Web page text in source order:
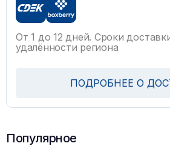
От 1 до 12 дней. Сроки
удалённости региона
ПОДРОБНЕЕ О
Популярное